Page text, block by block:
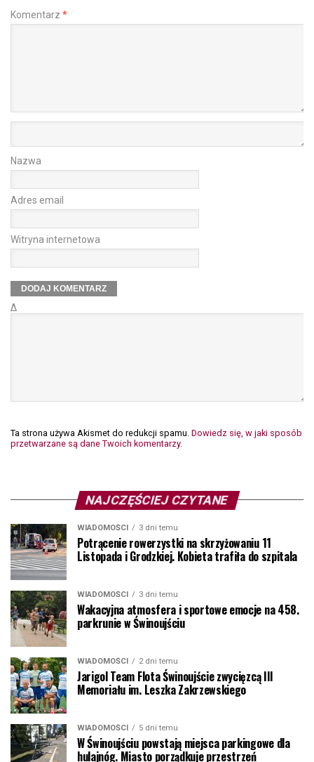
Komentarz *
Nazwa
Adres email
Witryna internetowa
Δ
Ta strona używa Akismet do redukcji spamu. Dowiedz się, w jaki sposób
przetwarzane są dane Twoich komentarzy.
NAJCZĘŚCIEJ CZYTANE
WIADOMOŚCI 3 dni temu
Potrącenie rowerzystki na skrzyżowaniu 11
Listopada i Grodzkiej. Kobieta trafiła do szpitala
WIADOMOŚCI 3 dni temu
Wakacyjna atmosfera i sportowe emocje na 458.
parkrunie w Świnoujściu
WIADOMOŚCI 2 dni temu
Jarigol Team Flota Świnoujście zwycięzcą III
Memoriału im. Leszka Zakrzewskiego
WIADOMOŚCI 5 dni temu
W Świnoujściu powstają miejsca parkingowe dla
hulajnóg. Miasto porządkuje przestrzeń